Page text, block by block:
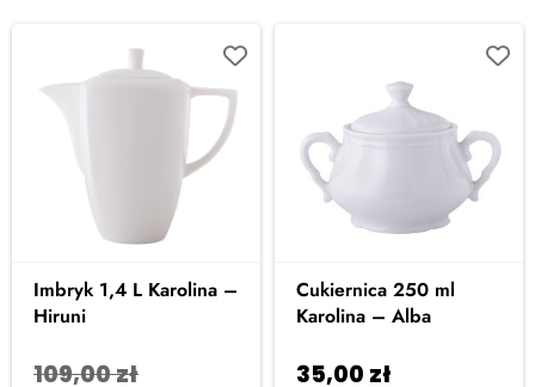
Imbryk 1,4 L Karolina –
Hiruni
109,00zł
Cukiernica 250 ml
Karolina – Alba
35,00 zł